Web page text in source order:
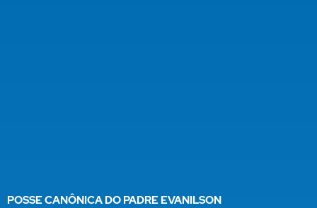
POSSE CANÔNICA DO PADRE EVANILSON